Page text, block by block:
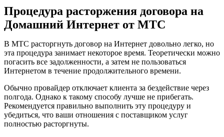
Процедура расторжения договора на
Домашний Интернет от МТС
В МТС расторгнуть договор на Интернет довольно легко, но
эта процедура занимает некоторое время. Теоретически можно
погасить все задолженности, а затем не пользоваться
Интернетом в течение продолжительного времени.
Обычно провайдер отключает клиента за бездействие через
полгода. Однако к такому способу лучше не прибегать.
Рекомендуется правильно выполнить эту процедуру и
убедиться, что ваши отношения с поставщиком услуг
полностью расторгнуты.